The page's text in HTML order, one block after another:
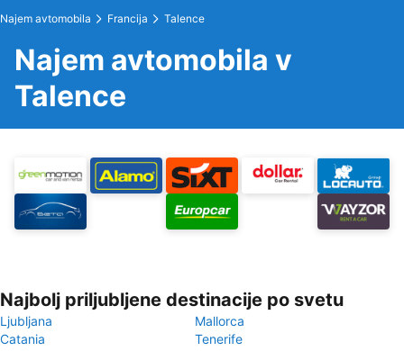
Najem avtomobila Francija Talence
Najem avtomobila v
Talence
Najbolj priljubljene destinacije po svetu
Ljubljana
Mallorca
Catania
Tenerife